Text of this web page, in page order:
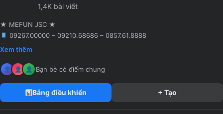
1,4K bài viết
★ MEFUN JSC ★
09267.00000 – 09210.68686 – 0857.61.8888
🖥 Agency truyền thông
leedzung.vn
Xem thêm
Bạn bè có điểm chung
Bảng điều khiển + Tạo